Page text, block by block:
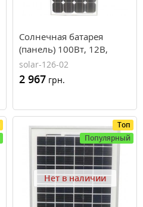
Солнечная батарея
(панель) 100Вт, 12В,
монокристаллическая,
PLM-100M-36, Perlight
Solar
solar-126-02
2 967 грн.
Топ
Популярный
Нет в наличии